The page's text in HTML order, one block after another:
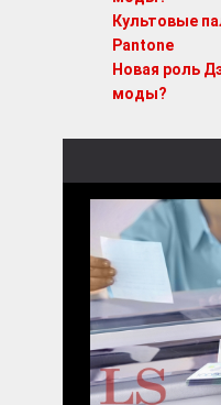
Культовые
Pantone
Новая роль
моды?